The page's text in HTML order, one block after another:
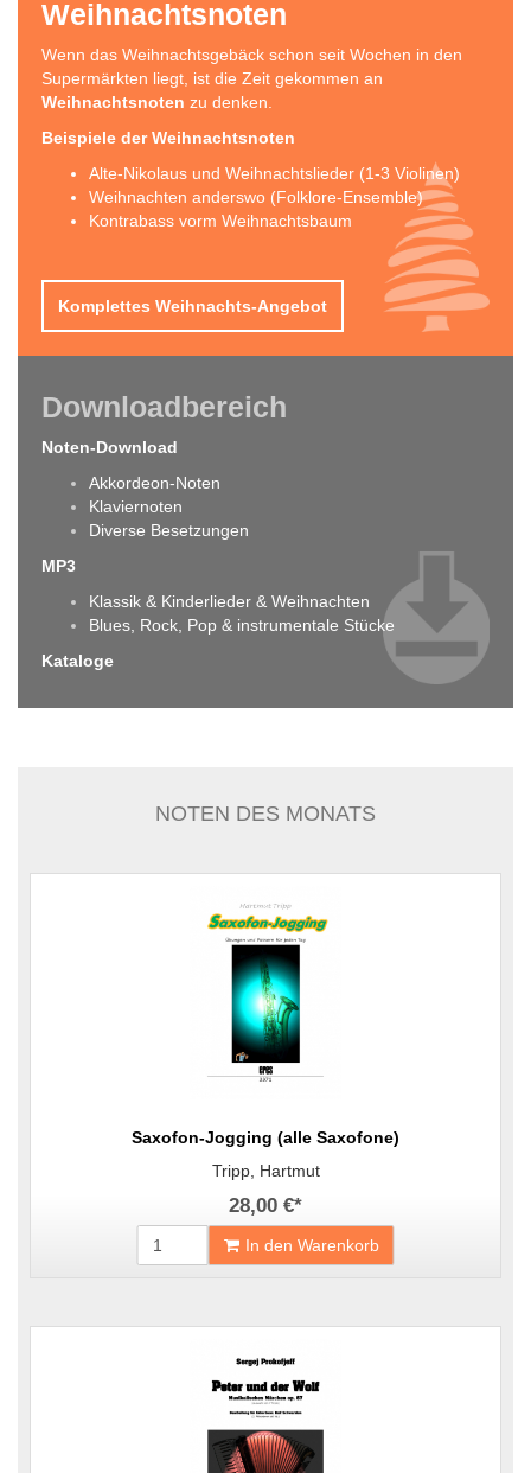
Weihnachtsnoten
Wenn das Weihnachtsgebäck schon seit Wochen in den
Supermärkten liegt, ist die Zeit gekommen an
Weihnachtsnoten zu denken.
Beispiele der Weihnachtsnoten
Alte-Nikolaus und Weihnachtslieder (1-3 Violinen)
Weihnachten anderswo (Folklore-Ensemble)
Kontrabass vorm Weihnachtsbaum
Komplettes Weihnachts-Angebot
Downloadbereich
Noten-Download
Akkordeon-Noten
Klaviernoten
Diverse Besetzungen
MP3
Klassik & Kinderlieder & Weihnachten
Blues, Rock, Pop & instrumentale Stücke
Kataloge
NOTEN DES MONATS
Saxofon-Jogging (alle Saxofone)
Tripp, Hartmut
28,00 €*
In den Warenkorb